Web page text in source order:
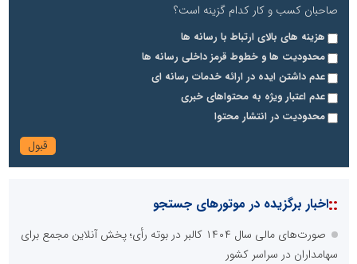
صاحبان کسب و کار کدام گزینه است؟
هزینه های بالای ارتباط با رسانه ها
محدودیت ها و خطوط قرمز داخلی رسانه ها
عدم داشتن ایده در ارائه خدمات رسانه ای
عدم اعتبار ویژه به محتواهای خبری
محدودیت در انتشار محتوا
::اخبار برگزیده در موتورهای جستجو
صورت‌های مالی سال ۱۴۰۴ کالبر در بوته رأی؛ پخش آنلاین مجمع برای
سهامداران در سراسر کشور